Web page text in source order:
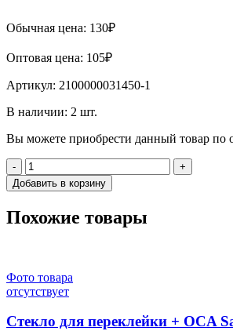
Обычная цена: 130₽
Оптовая цена: 105₽
Артикул: 2100000031450-1
В наличии: 2 шт.
Вы можете приобрести данный товар по
-
+
Добавить в корзину
Похожие товары
Фото товара
отсутствует
Стекло для переклейки + OCA